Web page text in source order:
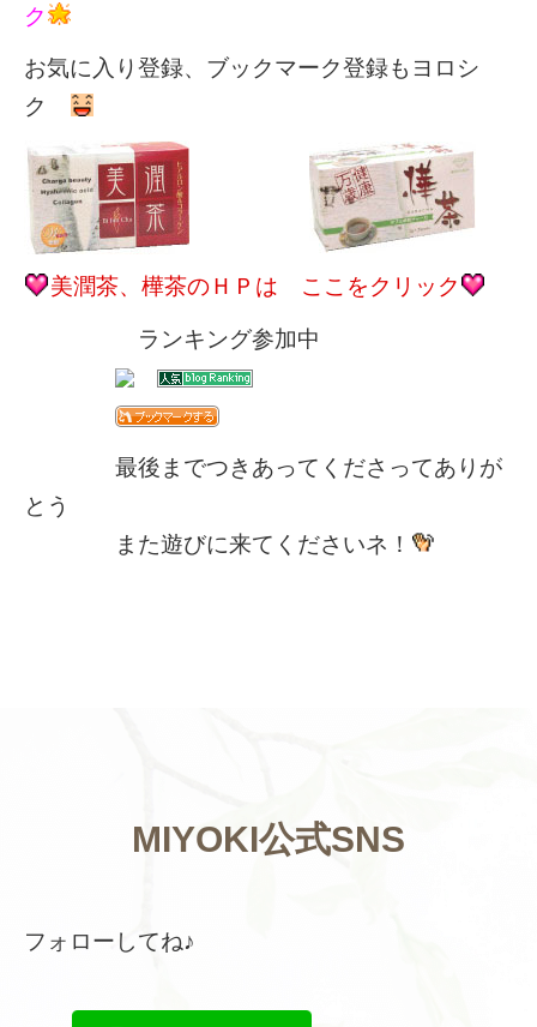
ク
お気に入り登録、ブックマーク登録もヨロシ
ク
美潤茶、樺茶のＨＰは ここをクリック
ランキング参加中
最後までつきあってくださってありが
とう
また遊びに来てくださいネ！
MIYOKI公式SNS
フォローしてね♪